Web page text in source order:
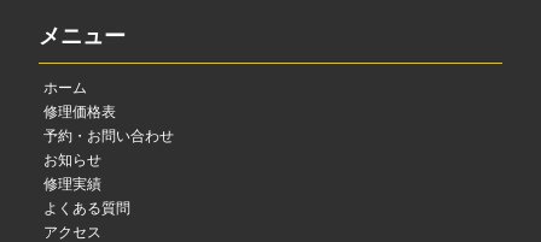
メニュー
ホーム
修理価格表
予約・お問い合わせ
お知らせ
修理実績
よくある質問
アクセス